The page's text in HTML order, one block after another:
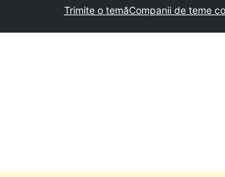
Trimite o temăCompanii de teme